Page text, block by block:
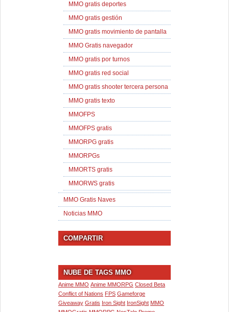
MMO gratis deportes
MMO gratis gestión
MMO gratis movimiento de pantalla
MMO Gratis navegador
MMO gratis por turnos
MMO gratis red social
MMO gratis shooter tercera persona
MMO gratis texto
MMOFPS
MMOFPS gratis
MMORPG gratis
MMORPGs
MMORTS gratis
MMORWS gratis
MMO Gratis Naves
Noticias MMO
COMPARTIR
NUBE DE TAGS MMO
Anime MMO Anime MMORPG Closed Beta
Conflict of Nations FPS Gameforge
Giveaway Gratis Iron Sight IronSight MMO